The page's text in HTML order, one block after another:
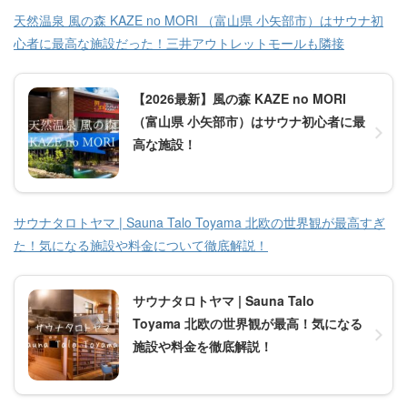
天然温泉 風の森 KAZE no MORI （富山県 小矢部市）はサウナ初
心者に最高な施設だった！三井アウトレットモールも隣接
【2026最新】風の森 KAZE no MORI
（富山県 小矢部市）はサウナ初心者に最
高な施設！
サウナタロトヤマ | Sauna Talo Toyama 北欧の世界観が最高すぎ
た！気になる施設や料金について徹底解説！
サウナタロトヤマ | Sauna Talo
Toyama 北欧の世界観が最高！気になる
施設や料金を徹底解説！